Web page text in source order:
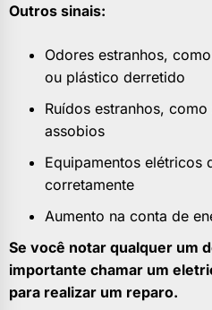
Outros sinais:
Odores estranhos,
ou plástico derretido
Ruídos estranhos,
assobios
Equipamentos elétricos
corretamente
Aumento na conta de
Se você notar qualquer um
importante chamar um
para realizar um reparo.